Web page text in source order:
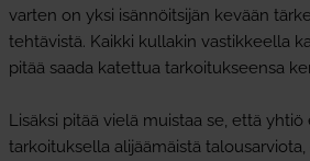
varten on yksi isännöitsijän kevään
tehtävistä. Kaikki kullakin vastikkeella
pitää saada katettua tarkoitukseensa
Lisäksi pitää vielä muistaa se, että
tarkoituksella alijäämäistä